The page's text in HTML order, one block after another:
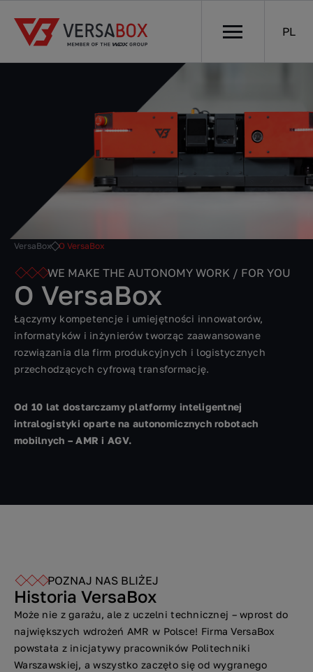
PL
VersaBox O VersaBox
WE MAKE THE AUTONOMY WORK / FOR YOU
O VersaBox
Łączymy kompetencje i umiejętności innowatorów,
informatyków i inżynierów tworząc zaawansowane
rozwiązania dla firm produkcyjnych i logistycznych
przechodzących cyfrową transformację.
Od 10 lat dostarczamy platformy inteligentnej
intralogistyki oparte na autonomicznych robotach
mobilnych – AMR i AGV.
POZNAJ NAS BLIŻEJ
Historia VersaBox
Może nie z garażu, ale z uczelni technicznej – wprost do
największych wdrożeń AMR w Polsce! Firma VersaBox
powstała z inicjatywy pracowników Politechniki
Warszawskiej, a wszystko zaczęło się od wygranego